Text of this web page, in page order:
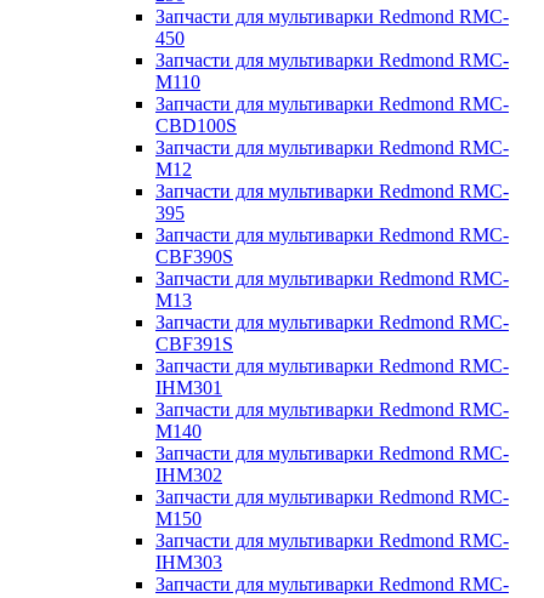
Запчасти для мультиварки Redmond RMC-
450
Запчасти для мультиварки Redmond RMC-
M110
Запчасти для мультиварки Redmond RMC-
CBD100S
Запчасти для мультиварки Redmond RMC-
M12
Запчасти для мультиварки Redmond RMC-
395
Запчасти для мультиварки Redmond RMC-
CBF390S
Запчасти для мультиварки Redmond RMC-
M13
Запчасти для мультиварки Redmond RMC-
CBF391S
Запчасти для мультиварки Redmond RMC-
IHM301
Запчасти для мультиварки Redmond RMC-
M140
Запчасти для мультиварки Redmond RMC-
IHM302
Запчасти для мультиварки Redmond RMC-
M150
Запчасти для мультиварки Redmond RMC-
IHM303
Запчасти для мультиварки Redmond RMC-